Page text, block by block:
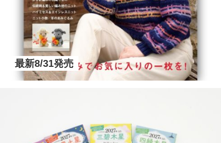
最新8/31発売